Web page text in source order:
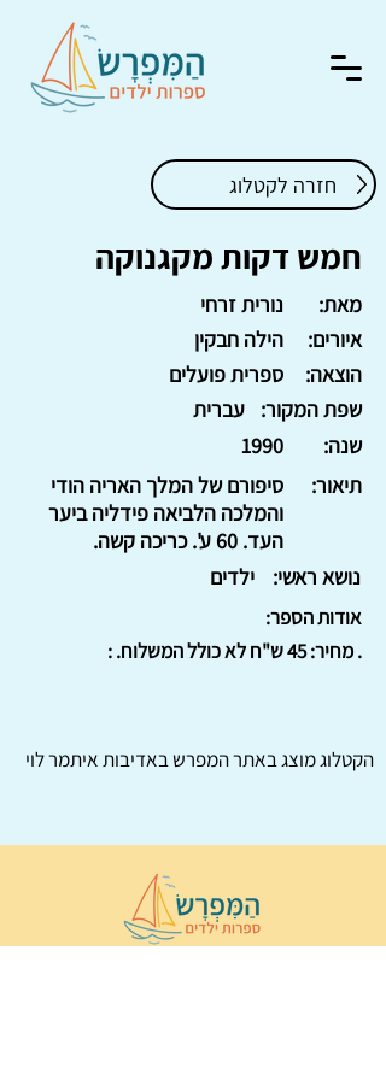
חזרה לקטלוג
חמש דקות מקגנוקה
נורית זרחי
מאת:
הילה חבקין
איורים:
ספרית פועלים
הוצאה:
עברית
שפת המקור:
1990
שנה:
סיפורם של המלך האריה הודי
והמלכה הלביאה פידליה ביער
העד. 60 ע'. כריכה קשה.
תיאור:
ילדים נושא ראשי:
אודות הספר:
. מחיר: 45 ש"ח לא כולל המשלוח. :
הקטלוג מוצג באתרהמפרשבאדיבות איתמר לוי